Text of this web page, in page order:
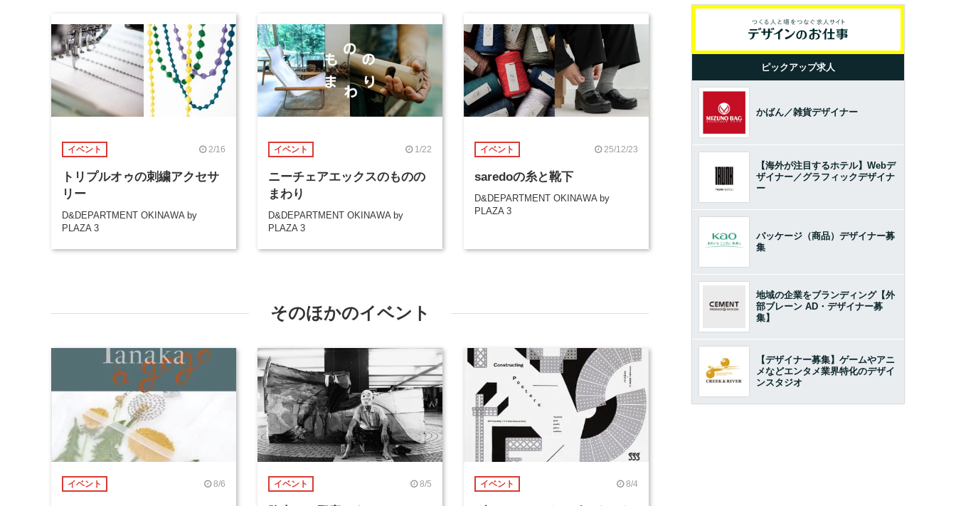
イベント 2/16
トリプルオゥの刺繍アクセサ
リー
D&DEPARTMENT OKINAWA by
PLAZA 3
イベント 1/22
ニーチェアエックスのものの
まわり
D&DEPARTMENT OKINAWA by
PLAZA 3
イベント 25/12/23
saredoの糸と靴下
D&DEPARTMENT OKINAWA by
PLAZA 3
そのほかのイベント
イベント 8/6 イベント 8/5 イベント 8/4
ピックアップ求人
かばん／雑貨デザイナー
【海外が注目するホテル】Webデ
ザイナー／グラフィックデザイナ
ー
パッケージ（商品）デザイナー募
集
地域の企業をブランディング【外
部ブレーン AD・デザイナー募
集】
【デザイナー募集】ゲームやアニ
メなどエンタメ業界特化のデザイ
ンスタジオ